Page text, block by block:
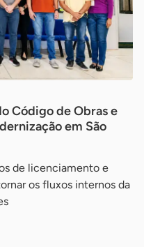
Código de Obras e
em São
de licenciamento e
os fluxos internos da